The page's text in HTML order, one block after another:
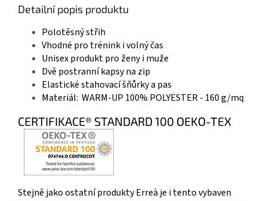
Detailní popis produktu
Polotěsný střih
Vhodné pro trénink i volný čas
Unisex produkt pro ženy i muže
Dvě postranní kapsy na zip
Elastické stahovací šňůrky a pas
Materiál: WARM-UP 100% POLYESTER - 160 g/mq
CERTIFIKACE® STANDARD 100 OEKO-TEX
Stejně jako ostatní produkty Erreà je i tento vybaven